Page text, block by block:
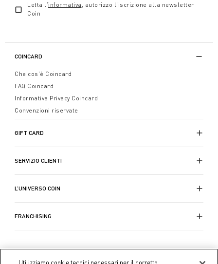
Letta l'informativa , autorizzo l'iscrizione alla newsletter
Coin
COINCARD
Che cos'è Coincard
FAQ Coincard
Informativa Privacy Coincard
Convenzioni riservate
GIFT CARD
SERVIZIO CLIENTI
L’UNIVERSO COIN
FRANCHISING